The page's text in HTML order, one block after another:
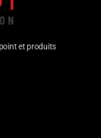
et produits